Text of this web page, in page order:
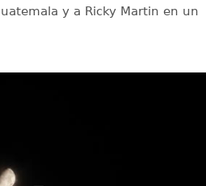
y a Ricky Martin en un